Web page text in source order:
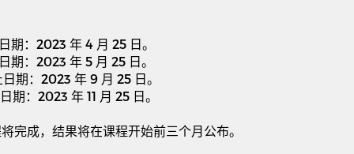
期： 2023 年 4 月 25 日。
期： 2023 年 5 月 25 日。
期： 2023 年 9 月 25 日。
期： 2023 年 11 月 25 日。
完成，结果将在课程开始前三个月公布。